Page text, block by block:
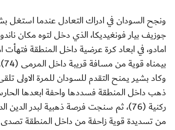
ونجح السودان في ادراك التعادل عندما استغل
جوزيف بيار فونغيديكا، الذي دخل لتوه مكان
امادو، في ابعاد كرة عرضية داخل المنطقة
بيمناه قوية من مسافة قريبة داخل المرمى (74).
وكاد بشير يمنح التقدم للسودان للمرة الاولى
ذهب داخل المنطقة فسددها واحفة ابعدها
ركنية (76)، ثم سنجت فرصة ذهبية لبدر
من تسديدة قوية زاحفة من داخل المنطقة تصدى